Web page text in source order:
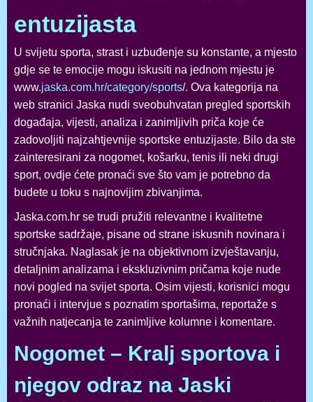
entuzijasta
U svijetu sporta, strast i uzbuđenje su konstante, a mjesto
gdje se te emocije mogu iskusiti na jednom mjestu je
www.jaska.com.hr/category/sports/. Ova kategorija na
web stranici Jaska nudi sveobuhvatan pregled sportskih
događaja, vijesti, analiza i zanimljivih priča koje će
zadovoljiti najzahtjevnije sportske entuzijaste. Bilo da ste
zainteresirani za nogomet, košarku, tenis ili neki drugi
sport, ovdje ćete pronaći sve što vam je potrebno da
budete u toku s najnovijim zbivanjima.
Jaska.com.hr se trudi pružiti relevantne i kvalitetne
sportske sadržaje, pisane od strane iskusnih novinara i
stručnjaka. Naglasak je na objektivnom izvještavanju,
detaljnim analizama i ekskluzivnim pričama koje nude
novi pogled na svijet sporta. Osim vijesti, korisnici mogu
pronaći i intervjue s poznatim sportašima, reportaže s
važnih natjecanja te zanimljive kolumne i komentare.
Nogomet – Kralj sportova i
njegov odraz na Jaski